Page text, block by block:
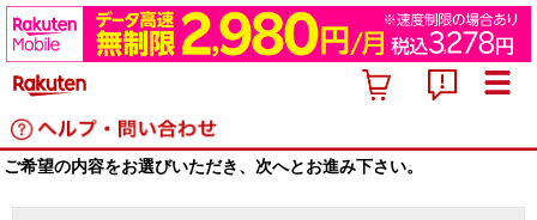
ご希望の内容をお選びいただき、次へとお進み下さい。